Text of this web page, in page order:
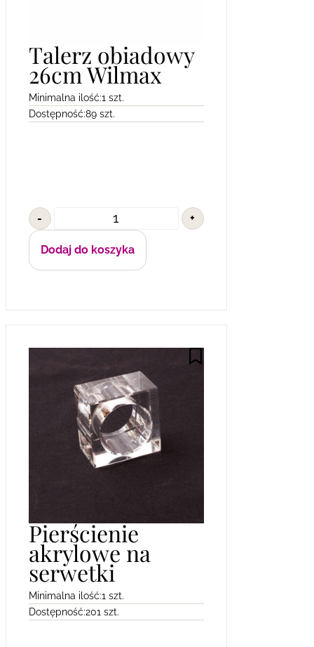
Talerz obiadowy
26cm Wilmax
Minimalna ilość:1 szt.
Dostępność:89 szt.
- +
Dodaj do koszyka
Pierścienie
akrylowe na
serwetki
Minimalna ilość:1 szt.
Dostępność:201 szt.